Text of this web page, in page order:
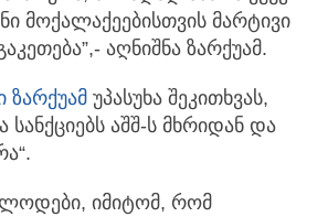
მოქალაქეებისთვის მარტივი
აღნიშნა ზარქუამ.
ზარქუამ უპასუხა შეკითხვას,
აშშ-ს მხრიდან და
იმიტომ, რომ